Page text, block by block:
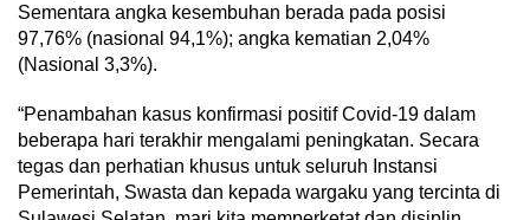
Sementara angka kesembuhan berada pada posisi
97,76% (nasional 94,1%); angka kematian 2,04%
(Nasional 3,3%).
“Penambahan kasus konfirmasi positif Covid-19 dalam
beberapa hari terakhir mengalami peningkatan. Secara
tegas dan perhatian khusus untuk seluruh Instansi
Pemerintah, Swasta dan kepada wargaku yang tercinta di